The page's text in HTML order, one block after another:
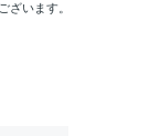
ざいます。